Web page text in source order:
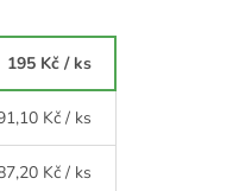
195 Kč / ks
Kč / ks
Kč / ks